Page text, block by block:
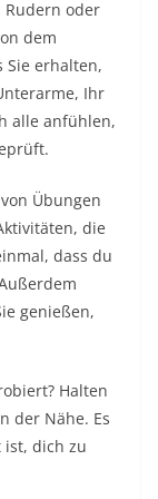
Rudern oder
dem
Sie erhalten,
Ihr
alle anfühlen,
Übungen
die
dass du
genießen,
Halten
der Nähe. Es
dich zu